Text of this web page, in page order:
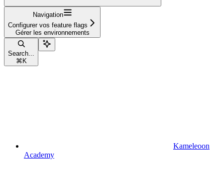
Navigation
Configurer vos feature flags
Gérer les environnements
Search...
⌘ K
Kameleoon
Academy